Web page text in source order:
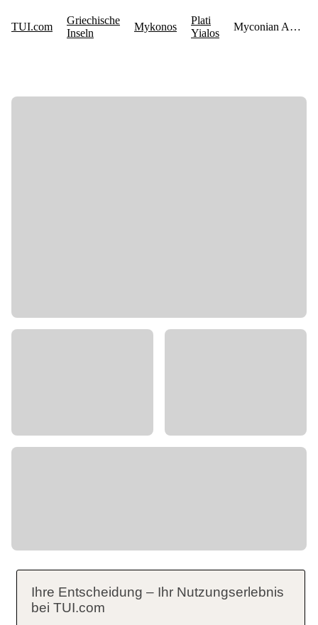
Ihre Entscheidung – Ihr Nutzungserlebnis
bei TUI.com